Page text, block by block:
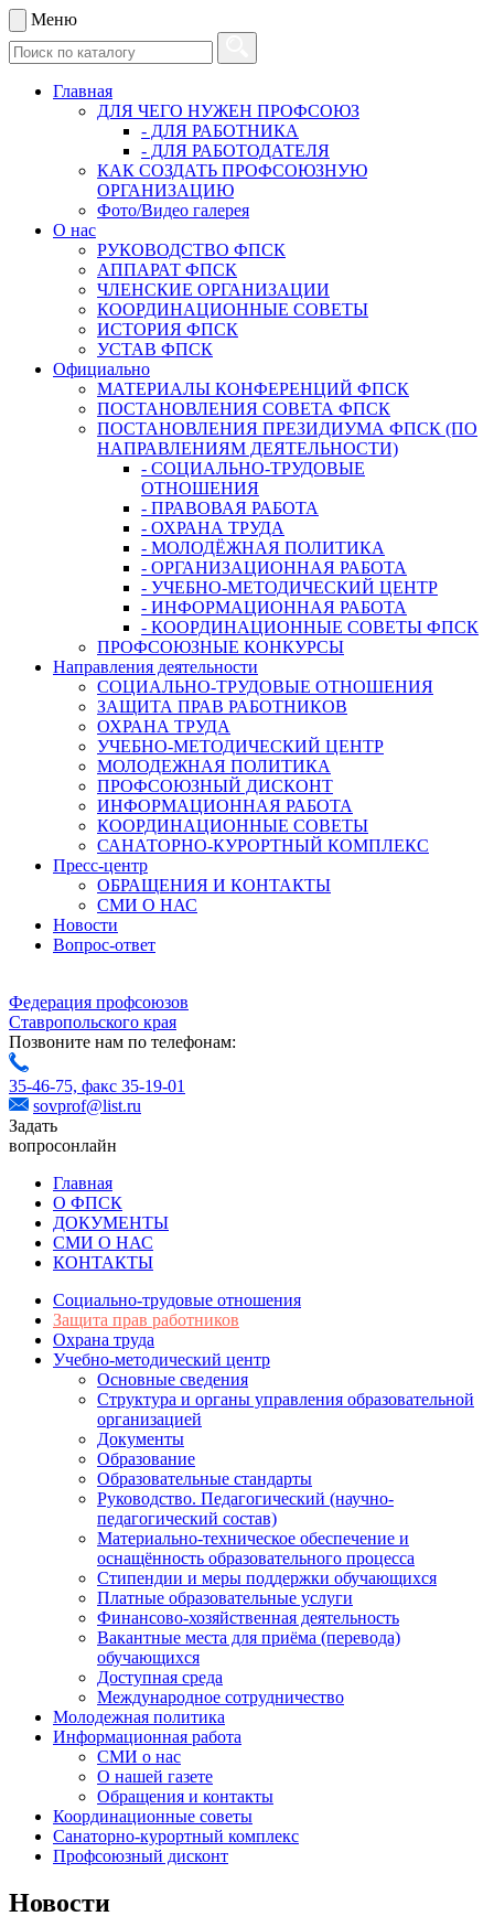
Меню
Главная
ДЛЯ ЧЕГО НУЖЕН ПРОФСОЮЗ
- ДЛЯ РАБОТНИКА
- ДЛЯ РАБОТОДАТЕЛЯ
КАК СОЗДАТЬ ПРОФСОЮЗНУЮ
ОРГАНИЗАЦИЮ
Фото/Видео галерея
О нас
РУКОВОДСТВО ФПСК
АППАРАТ ФПСК
ЧЛЕНСКИЕ ОРГАНИЗАЦИИ
КООРДИНАЦИОННЫЕ СОВЕТЫ
ИСТОРИЯ ФПСК
УСТАВ ФПСК
Официально
МАТЕРИАЛЫ КОНФЕРЕНЦИЙ ФПСК
ПОСТАНОВЛЕНИЯ СОВЕТА ФПСК
ПОСТАНОВЛЕНИЯ ПРЕЗИДИУМА ФПСК (ПО
НАПРАВЛЕНИЯМ ДЕЯТЕЛЬНОСТИ)
- СОЦИАЛЬНО-ТРУДОВЫЕ
ОТНОШЕНИЯ
- ПРАВОВАЯ РАБОТА
- ОХРАНА ТРУДА
- МОЛОДЁЖНАЯ ПОЛИТИКА
- ОРГАНИЗАЦИОННАЯ РАБОТА
- УЧЕБНО-МЕТОДИЧЕСКИЙ ЦЕНТР
- ИНФОРМАЦИОННАЯ РАБОТА
- КООРДИНАЦИОННЫЕ СОВЕТЫ ФПСК
ПРОФСОЮЗНЫЕ КОНКУРСЫ
Направления деятельности
СОЦИАЛЬНО-ТРУДОВЫЕ ОТНОШЕНИЯ
ЗАЩИТА ПРАВ РАБОТНИКОВ
ОХРАНА ТРУДА
УЧЕБНО-МЕТОДИЧЕСКИЙ ЦЕНТР
МОЛОДЕЖНАЯ ПОЛИТИКА
ПРОФСОЮЗНЫЙ ДИСКОНТ
ИНФОРМАЦИОННАЯ РАБОТА
КООРДИНАЦИОННЫЕ СОВЕТЫ
САНАТОРНО-КУРОРТНЫЙ КОМПЛЕКС
Пресс-центр
ОБРАЩЕНИЯ И КОНТАКТЫ
СМИ О НАС
Новости
Вопрос-ответ
Федерация профсоюзов
Ставропольского края
Позвоните нам по телефонам:
35-46-75, факс 35-19-01
sovprof@list.ru
Задать
вопросонлайн
Главная
О ФПСК
ДОКУМЕНТЫ
СМИ О НАС
КОНТАКТЫ
Социально-трудовые отношения
Защита прав работников
Охрана труда
Учебно-методический центр
Основные сведения
Структура и органы управления образовательной
организацией
Документы
Образование
Образовательные стандарты
Руководство. Педагогический (научно-
педагогический состав)
Материально-техническое обеспечение и
оснащённость образовательного процесса
Стипендии и меры поддержки обучающихся
Платные образовательные услуги
Финансово-хозяйственная деятельность
Вакантные места для приёма (перевода)
обучающихся
Доступная среда
Международное сотрудничество
Молодежная политика
Информационная работа
СМИ о нас
О нашей газете
Обращения и контакты
Координационные советы
Санаторно-курортный комплекс
Профсоюзный дисконт
Новости